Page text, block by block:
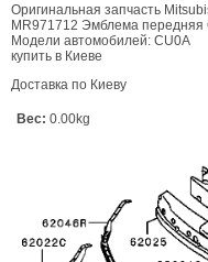
Оригинальная запчасть
MR971712 Эмблема передняя
Модели автомобилей: CU0A
купить в Киеве
Доставка по Киеву
Вес: 0.00kg